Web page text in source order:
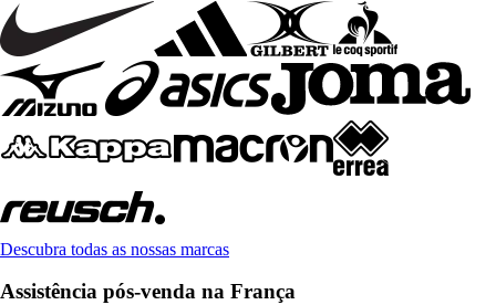
Descubra todas as nossas marcas
Assistência pós-venda na França